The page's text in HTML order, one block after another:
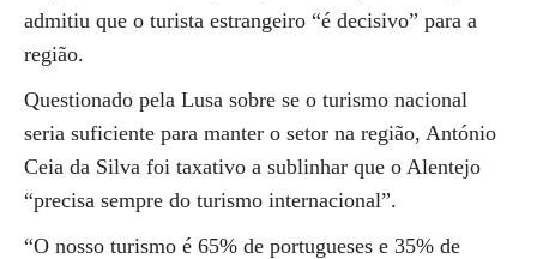
admitiu que o turista estrangeiro “é decisivo” para a
região.
Questionado pela Lusa sobre se o turismo nacional
seria suficiente para manter o setor na região, António
Ceia da Silva foi taxativo a sublinhar que o Alentejo
“precisa sempre do turismo internacional”.
“O nosso turismo é 65% de portugueses e 35% de